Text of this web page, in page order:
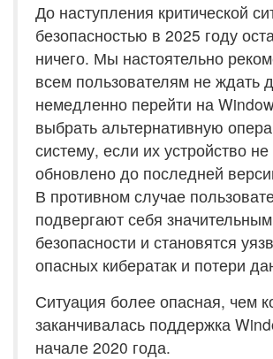
До наступления критической
безопасностью в 2025 году
ничего. Мы настоятельно
всем пользователям не ждать
немедленно перейти на
выбрать альтернативную
систему, если их устройство
обновлено до последней
В противном случае
подвергают себя
безопасности и становятся
опасных кибератак и потери
Ситуация более опасная, чем
заканчивалась поддержка
начале 2020 года.